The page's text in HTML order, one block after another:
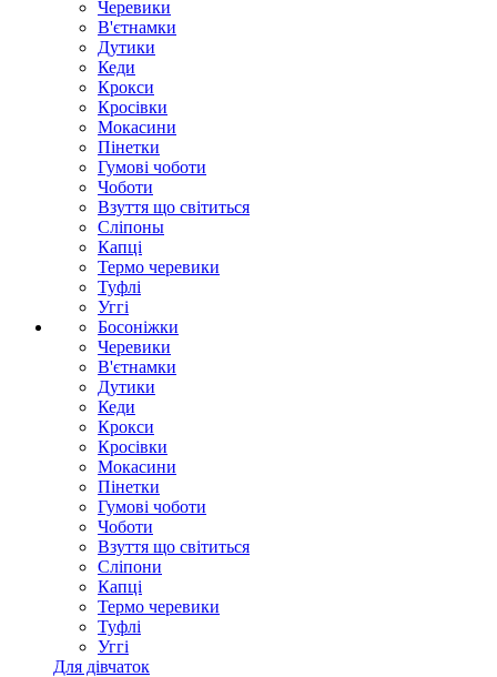
Черевики
В'єтнамки
Дутики
Кеди
Крокси
Кросівки
Мокасини
Пінетки
Гумові чоботи
Чоботи
Взуття що світиться
Сліпоны
Капці
Термо черевики
Туфлі
Уггі
Босоніжки
Черевики
В'єтнамки
Дутики
Кеди
Крокси
Кросівки
Мокасини
Пінетки
Гумові чоботи
Чоботи
Взуття що світиться
Сліпони
Капці
Термо черевики
Туфлі
Уггі
Для дівчаток